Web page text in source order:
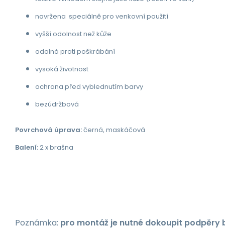
navržena speciálně pro venkovní použití
vyšší odolnost než kůže
odolná proti poškrábání
vysoká životnost
ochrana před vyblednutím barvy
bezúdržbová
Povrchová úprava:černá, maskáčová
Balení:2 x brašna
Poznámka: pro montáž je nutné dokoupit podpěry